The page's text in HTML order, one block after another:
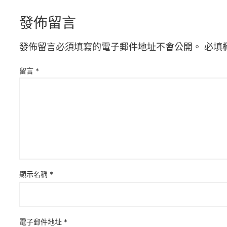
發佈留言
發佈留言必須填寫的電子郵件地址不會公開。 必填
留言 *
顯示名稱 *
電子郵件地址 *